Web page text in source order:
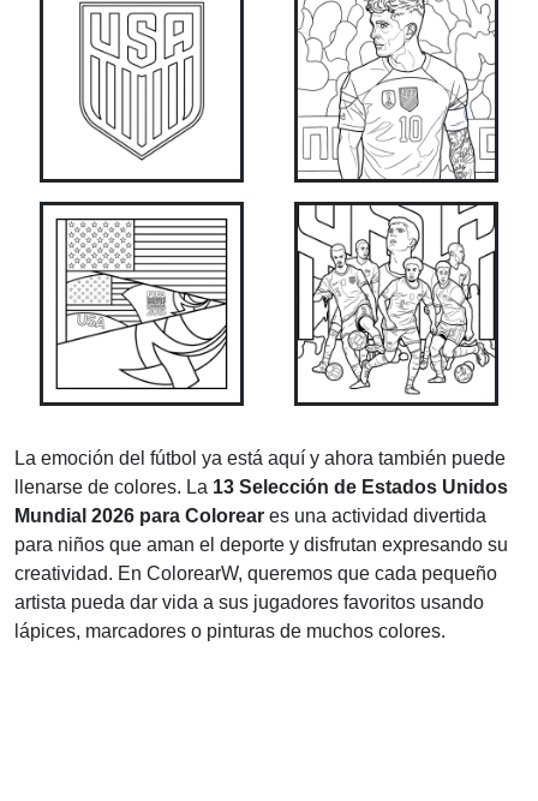
La emoción del fútbol ya está aquí y ahora también puede
llenarse de colores. La 13 Selección de Estados Unidos
Mundial 2026 para Colorear es una actividad divertida
para niños que aman el deporte y disfrutan expresando su
creatividad. En ColorearW, queremos que cada pequeño
artista pueda dar vida a sus jugadores favoritos usando
lápices, marcadores o pinturas de muchos colores.